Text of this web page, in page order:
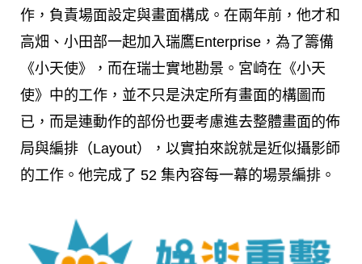
作，負責場面設定與畫面構成。在兩年前，他才和
高畑、小田部一起加入瑞鷹Enterprise，為了籌備
《小天使》，而在瑞士實地勘景。宮崎在《小天
使》中的工作，並不只是決定所有畫面的構圖而
已，而是連動作的部份也要考慮進去整體畫面的佈
局與編排（Layout），以實拍來說就是近似攝影師
的工作。他完成了 52 集內容每一幕的場景編排。